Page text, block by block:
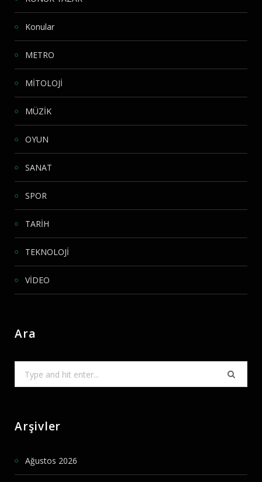
Konular
METRO
MİTOLOJİ
MÜZİK
OYUN
SANAT
SPOR
TARİH
TEKNOLOJİ
VİDEO
Ara
Arşivler
Ağustos 2026